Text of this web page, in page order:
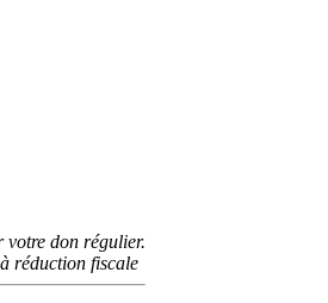
votre don régulier.
réduction fiscale